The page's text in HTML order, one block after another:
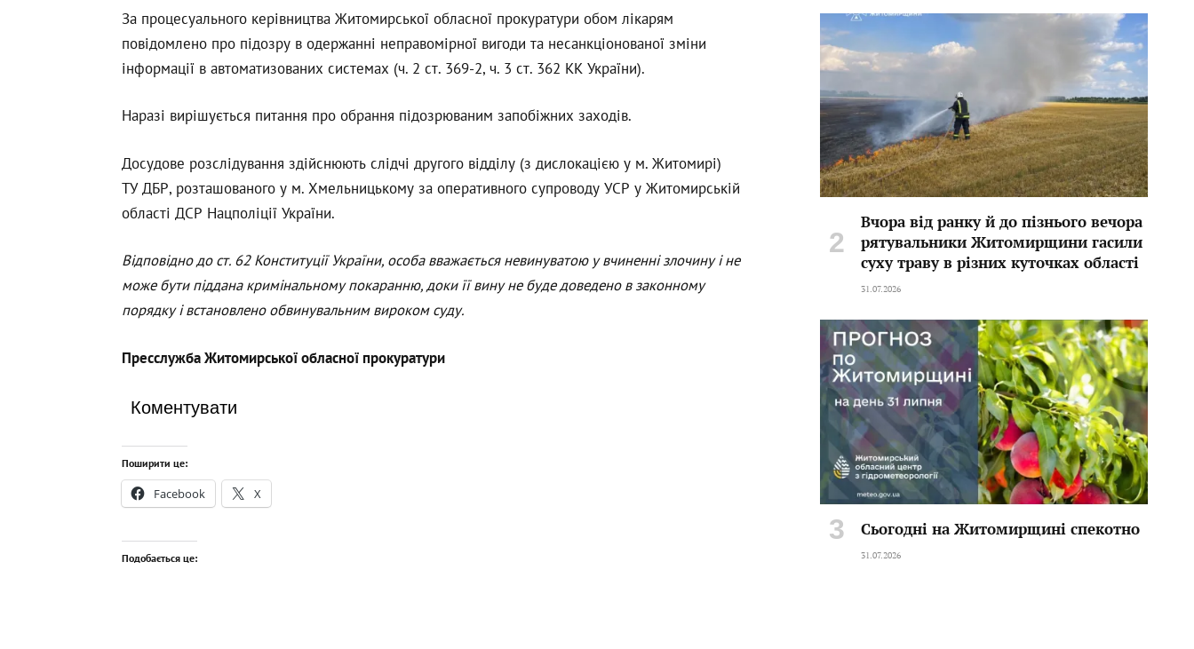
За процесуального керівництва Житомирської обласної прокуратури обом лікарям
повідомлено про підозру в одержанні неправомірної вигоди та несанкціонованої зміни
інформації в автоматизованих системах (ч. 2 ст. 369-2, ч. 3 ст. 362 КК України).
Наразі вирішується питання про обрання підозрюваним запобіжних заходів.
Досудове розслідування здійснюють слідчі другого відділу (з дислокацією у м. Житомирі)
ТУ ДБР, розташованого у м. Хмельницькому за оперативного супроводу УСР у Житомирській
області ДСР Нацполіції України.
Відповідно до ст. 62 Конституції України, особа вважається невинуватою у вчиненні злочину і не
може бути піддана кримінальному покаранню, доки її вину не буде доведено в законному
порядку і встановлено обвинувальним вироком суду.
Пресслужба Житомирської обласної прокуратури
Коментувати
Поширити це:
Facebook X
Подобається це:
Вчора від ранку й до пізнього вечора
рятувальники Житомирщини гасили
суху траву в різних куточках області
31.07.2026
Сьогодні на Житомирщині спекотно
31.07.2026